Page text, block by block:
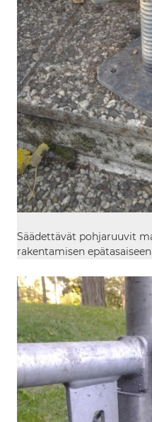
Säädettävät pohjaruuvit
rakentamisen